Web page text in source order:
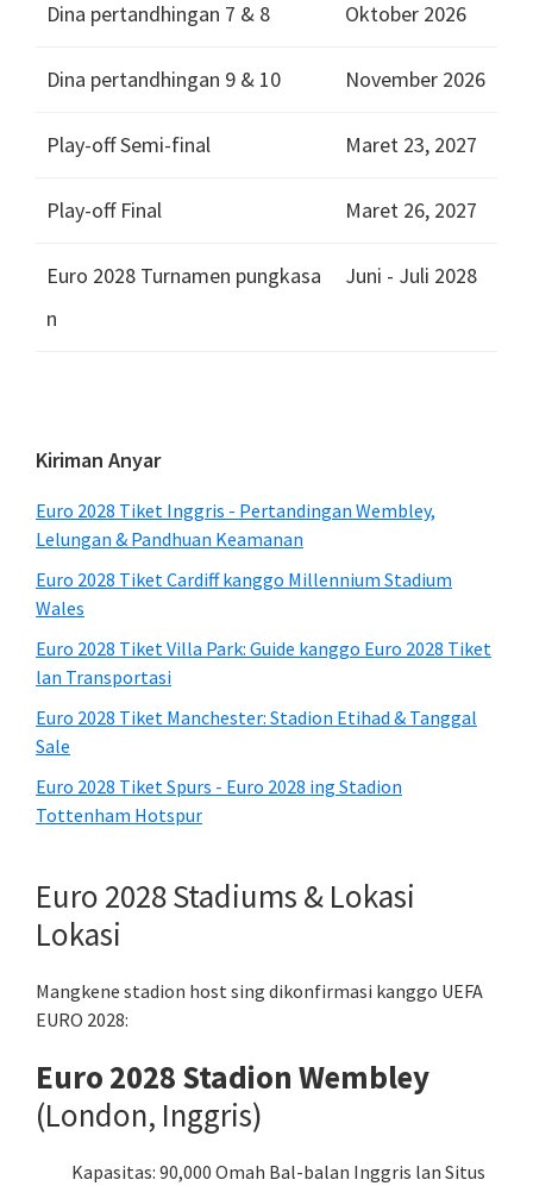
Dina pertandhingan 7 & 8 Oktober 2026
Dina pertandhingan 9 & 10 November 2026
Play-off Semi-final Maret 23, 2027
Play-off Final Maret 26, 2027
Euro 2028 Turnamen pungkasa
n
Juni - Juli 2028
Sidebar
utami
Kiriman Anyar
Euro 2028 Tiket Inggris - Pertandingan Wembley,
Lelungan & Pandhuan Keamanan
Euro 2028 Tiket Cardiff kanggo Millennium Stadium
Wales
Euro 2028 Tiket Villa Park: Guide kanggo Euro 2028 Tiket
lan Transportasi
Euro 2028 Tiket Manchester: Stadion Etihad & Tanggal
Sale
Euro 2028 Tiket Spurs - Euro 2028 ing Stadion
Tottenham Hotspur
Euro 2028 Stadiums & Lokasi
Lokasi
Mangkene stadion host sing dikonfirmasi kanggo UEFA
EURO 2028:
Euro 2028 Stadion Wembley
(London, Inggris)
Kapasitas: 90,000 Omah Bal-balan Inggris lan Situs